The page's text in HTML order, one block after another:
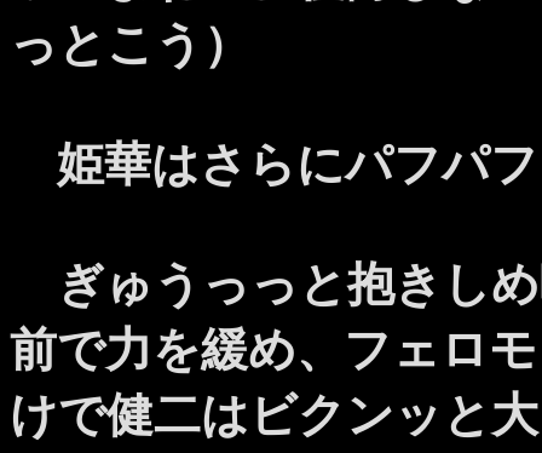
っとこう）
姫華はさらにパフパ
ぎゅうっっと抱きし
前で力を緩め、フェロ
けで健二はビクンッと